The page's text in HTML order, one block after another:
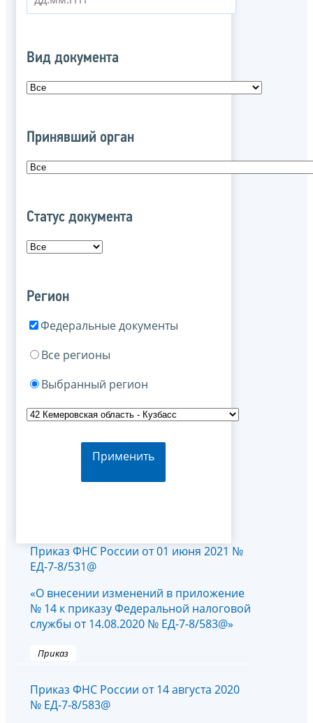
Вид документа
Принявший орган
Статус документа
Регион
Федеральные документы
Все регионы
Выбранный регион
Применить
Приказ ФНС России от 01 июня 2021 №
ЕД-7-8/531@
«О внесении изменений в приложение
№ 14 к приказу Федеральной налоговой
службы от 14.08.2020 № ЕД-7-8/583@»
Приказ
Приказ ФНС России от 14 августа 2020
№ ЕД-7-8/583@